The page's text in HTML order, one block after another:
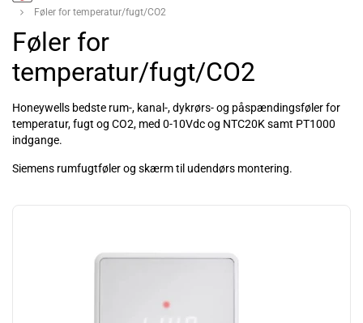
Føler for temperatur/fugt/CO2
Føler for
temperatur/fugt/CO2
Honeywells bedste rum-, kanal-, dykrørs- og påspændingsføler for
temperatur, fugt og CO2, med 0-10Vdc og NTC20K samt PT1000
indgange.
Siemens rumfugtføler og skærm til udendørs montering.
Læs mere